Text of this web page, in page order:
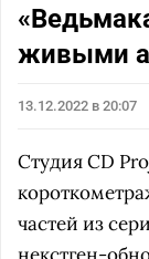
живыми
13.12.2022 в 20:07
Студия CD
частей из